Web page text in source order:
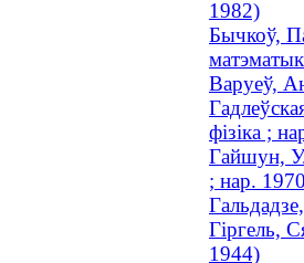
1982)
Бычкоў,
Варуеў,
фізіка ;
Гайшун,
; нар.
Гіргель,
1944)